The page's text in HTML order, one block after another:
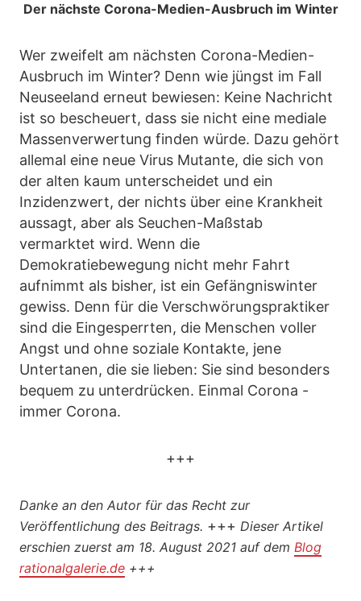
Der nächste Corona-Medien-Ausbruch im Winter
Wer zweifelt am nächsten Corona-Medien-
Ausbruch im Winter? Denn wie jüngst im Fall
Neuseeland erneut bewiesen: Keine Nachricht
ist so bescheuert, dass sie nicht eine mediale
Massenverwertung finden würde. Dazu gehört
allemal eine neue Virus Mutante, die sich von
der alten kaum unterscheidet und ein
Inzidenzwert, der nichts über eine Krankheit
aussagt, aber als Seuchen-Maßstab
vermarktet wird. Wenn die
Demokratiebewegung nicht mehr Fahrt
aufnimmt als bisher, ist ein Gefängniswinter
gewiss. Denn für die Verschwörungspraktiker
sind die Eingesperrten, die Menschen voller
Angst und ohne soziale Kontakte, jene
Untertanen, die sie lieben: Sie sind besonders
bequem zu unterdrücken. Einmal Corona -
immer Corona.
+++
Danke an den Autor für das Recht zur
Veröffentlichung des Beitrags. +++ Dieser Artikel
erschien zuerst am 18. August 2021 auf dem Blog
rationalgalerie.de +++